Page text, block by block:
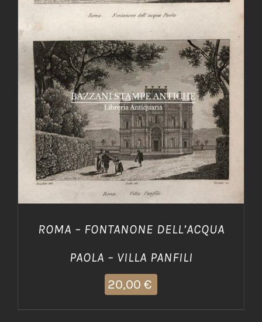
ROMA – FONTANONE DELL’ACQUA
PAOLA – VILLA PANFILI
20,00 €